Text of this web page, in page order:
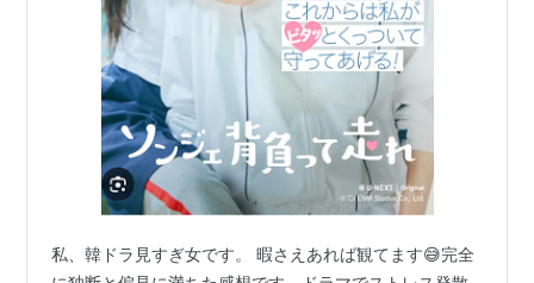
私、韓ドラ見すぎ女です。 暇さえあれば観てます😅完全